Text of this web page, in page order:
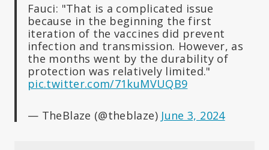
Fauci: "That is a complicated issue
because in the beginning the first
iteration of the vaccines did prevent
infection and transmission. However, as
the months went by the durability of
protection was relatively limited."
pic.twitter.com/71kuMVUQB9
— TheBlaze (@theblaze) June 3, 2024